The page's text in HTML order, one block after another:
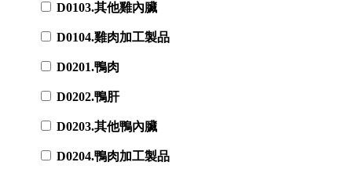
D0103.其他雞內臟
D0104.雞肉加工製品
D0201.鴨肉
D0202.鴨肝
D0203.其他鴨內臟
D0204.鴨肉加工製品